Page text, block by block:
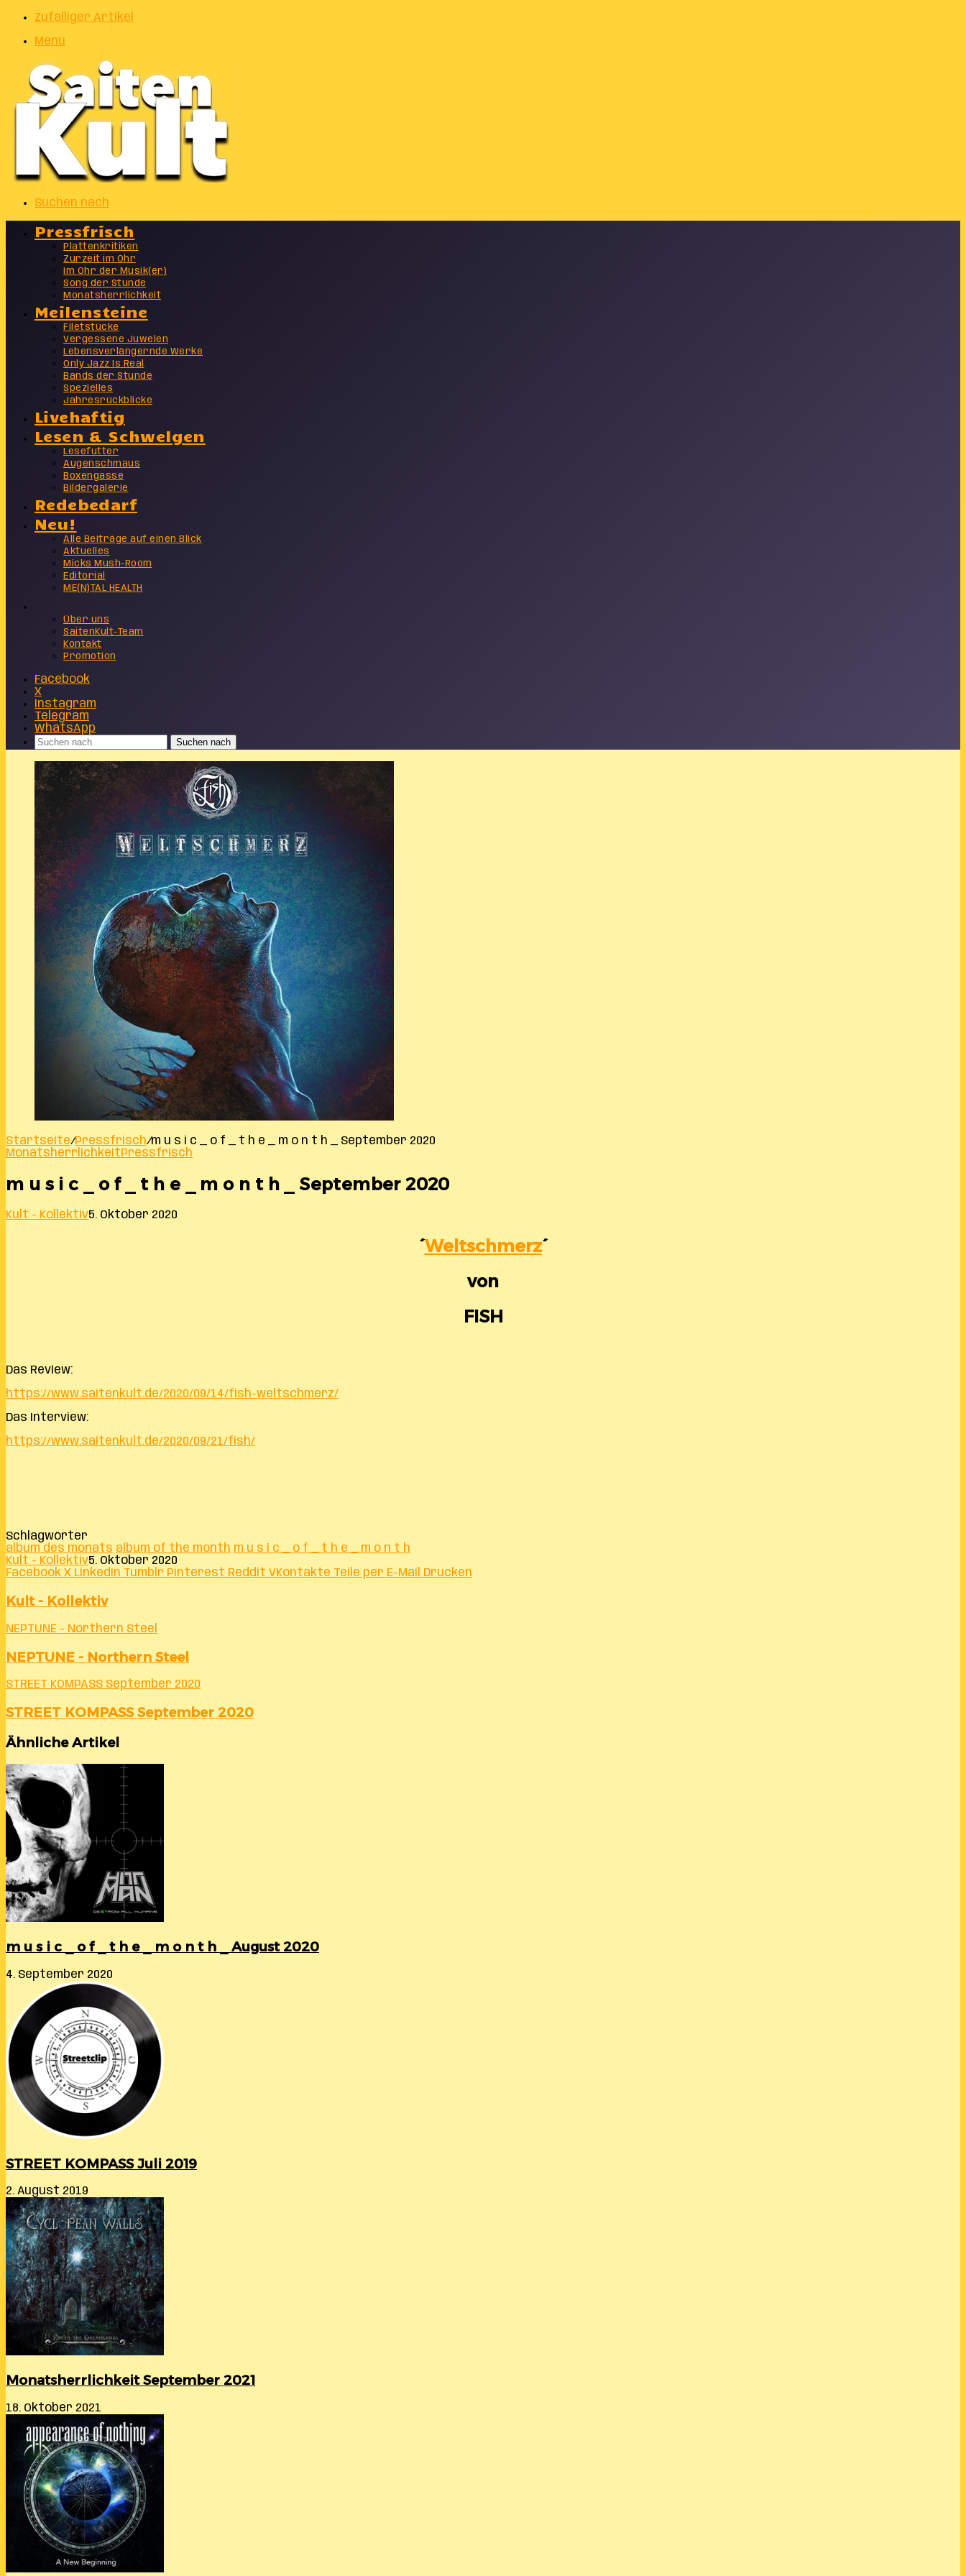
Zufälliger Artikel
Menu
Suchen nach
Pressfrisch
Plattenkritiken
Zurzeit im Ohr
Im Ohr der Musik(er)
Song der Stunde
Monatsherrlichkeit
Meilensteine
Filetstücke
Vergessene Juwelen
Lebensverlängernde Werke
Only Jazz Is Real
Bands der Stunde
Spezielles
Jahresrückblicke
Livehaftig
Lesen & Schwelgen
Lesefutter
Augenschmaus
Boxengasse
Bildergalerie
Redebedarf
Neu!
Alle Beiträge auf einen Blick
Aktuelles
Micks Mush-Room
Editorial
ME(N)TAL HEALTH
Über uns
SaitenKult-Team
Kontakt
Promotion
Facebook
X
Instagram
Telegram
WhatsApp
Suchen nach
Startseite/Pressfrisch/m u s i c _ o f _ t h e _ m o n t h _ September 2020
MonatsherrlichkeitPressfrisch
m u s i c _ o f _ t h e _ m o n t h _ September 2020
Kult - Kollektiv5. Oktober 2020
´Weltschmerz´
von
FISH
Das Review:
https://www.saitenkult.de/2020/09/14/fish-weltschmerz/
Das Interview:
https://www.saitenkult.de/2020/09/21/fish/
Schlagwörter
album des monats album of the month m u s i c _ o f _ t h e _ m o n t h
Kult - Kollektiv5. Oktober 2020
Facebook X LinkedIn Tumblr Pinterest Reddit VKontakte Teile per E-Mail Drucken
Kult - Kollektiv
NEPTUNE - Northern Steel
NEPTUNE - Northern Steel
STREET KOMPASS September 2020
STREET KOMPASS September 2020
Ähnliche Artikel
m u s i c _ o f _ t h e _ m o n t h _ August 2020
4. September 2020
STREET KOMPASS Juli 2019
2. August 2019
Monatsherrlichkeit September 2021
18. Oktober 2021